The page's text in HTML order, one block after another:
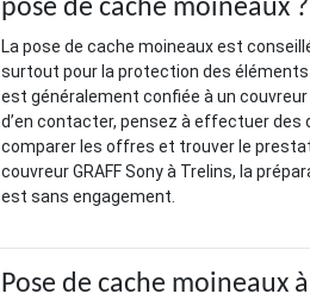
pose de cache moineaux ?
La pose de cache moineaux est
surtout pour la protection des
est généralement confiée à un
d’en contacter, pensez à effectuer des
comparer les offres et trouver le
couvreur GRAFF Sony à Trelins, la
est sans engagement.
Pose de cache moineaux